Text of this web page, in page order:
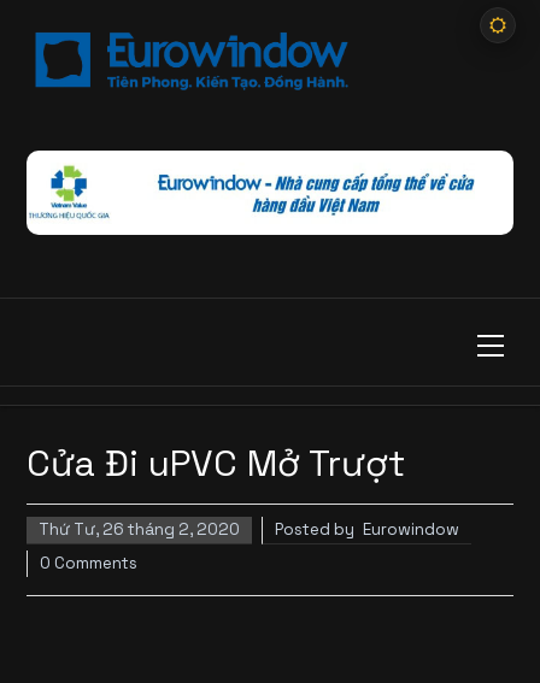
Cửa Đi uPVC Mở Trượt
Thứ Tư, 26 tháng 2, 2020 Posted by Eurowindow
0 Comments